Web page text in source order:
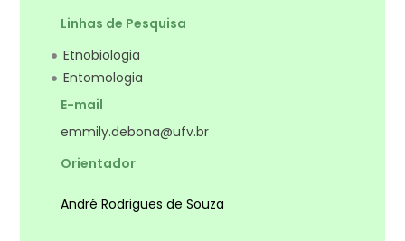
Linhas de Pesquisa
Etnobiologia
Entomologia
E-mail
emmily.debona@ufv.br
Orientador
André Rodrigues de Souza